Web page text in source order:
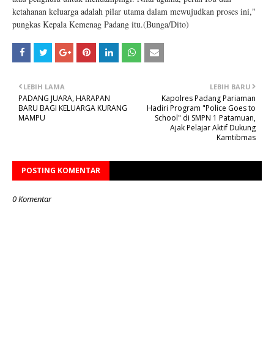
ketahanan keluarga adalah pilar utama dalam mewujudkan proses ini,"
pungkas Kepala Kemenag Padang itu.(Bunga/Dito)
LEBIH BARU
Kapolres Padang Pariaman
Hadiri Program "Police Goes to
School" di SMPN 1 Patamuan,
Ajak Pelajar Aktif Dukung
Kamtibmas
LEBIH LAMA
PADANG JUARA, HARAPAN
BARU BAGI KELUARGA KURANG
MAMPU
POSTING KOMENTAR
0 Komentar